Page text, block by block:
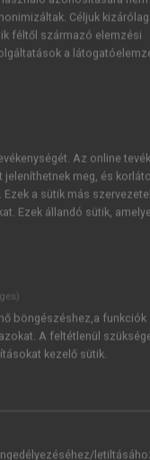
ÚJ FIÓK
1 óra
Kérek értesítést a MeRSZ
Kérek értesítést az
Céljuk
féltől származó elemzési
a
Az online
meg, és
a sütik más
Ezek állandó sütik,
böngészéshez,a funkciók
A feltétlenül
kezelő sütik.